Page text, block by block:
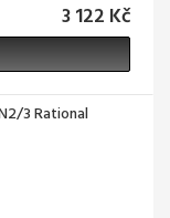
3 122 Kč
3 Rational